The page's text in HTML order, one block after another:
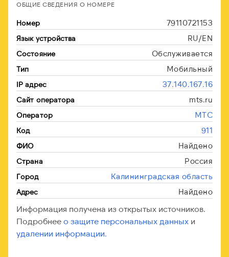
ОБЩИЕ СВЕДЕНИЯ О НОМЕРЕ
Номер 79110721153
Язык устройства RU/EN
Состояние Обслуживается
Тип Мобильный
IP адрес 37.140.167.16
Сайт оператора mts.ru
Оператор МТС
Код 911
ФИО Найдено
Страна Россия
Город Калининградская область
Адрес Найдено
Информация получена из открытых источников.
Подробнее о защите персональных данных и
удалении информации.